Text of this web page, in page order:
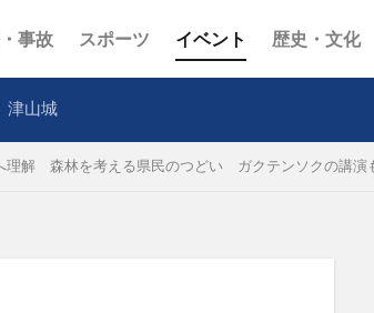
事故 スポーツ イベント 歴史・文化
津山城
理解 森林を考える県民のつどい ガクテンソクの講演